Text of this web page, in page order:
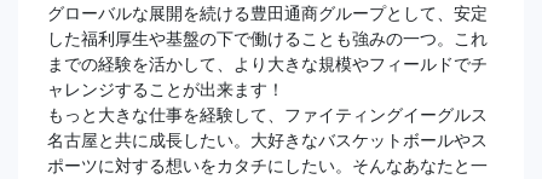
グローバルな展開を続ける豊田通商グループとして、安定
した福利厚生や基盤の下で働けることも強みの一つ。これ
までの経験を活かして、より大きな規模やフィールドでチ
ャレンジすることが出来ます！
もっと大きな仕事を経験して、ファイティングイーグルス
名古屋と共に成長したい。大好きなバスケットボールやス
ポーツに対する想いをカタチにしたい。そんなあなたと一